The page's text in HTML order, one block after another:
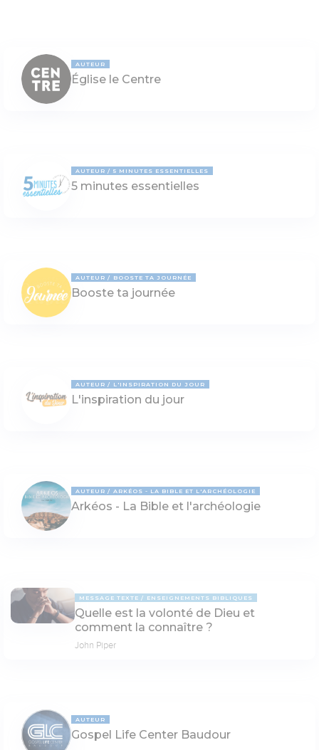
AUTEUR
Église le Centre
AUTEUR 5 MINUTES ESSENTIELLES
5 minutes essentielles
AUTEUR BOOSTE TA JOURNÉE
Booste ta journée
AUTEUR L'INSPIRATION DU JOUR
L'inspiration du jour
AUTEUR ARKÉOS - LA BIBLE ET L'ARCHÉOLOGIE
Arkéos - La Bible et l'archéologie
MESSAGE TEXTE ENSEIGNEMENTS BIBLIQUES
Quelle est la volonté de Dieu et
comment la connaître ?
John Piper
AUTEUR
Gospel Life Center Baudour